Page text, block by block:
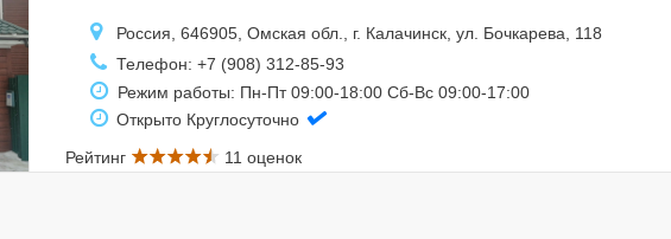
Россия, 646905, Омская обл., г. Калачинск, ул. Бочкарева, 118
Телефон: +7 (908) 312-85-93
Режим работы: Пн-Пт 09:00-18:00 Сб-Вс 09:00-17:00
Открыто Круглосуточно
Рейтинг
11 оценок